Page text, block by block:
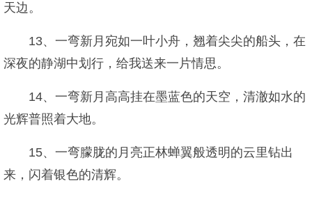
天边。
13、一弯新月宛如一叶小舟，翘着尖尖的船头，在
深夜的静湖中划行，给我送来一片情思。
14、一弯新月高高挂在墨蓝色的天空，清澈如水的
光辉普照着大地。
15、一弯朦胧的月亮正林蝉翼般透明的云里钻出
来，闪着银色的清辉。